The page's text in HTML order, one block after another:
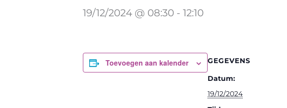
19/12/2024 @ 08:30 - 12:10
Toevoegen aan kalender
GEGEVENS
Datum:
19/12/2024